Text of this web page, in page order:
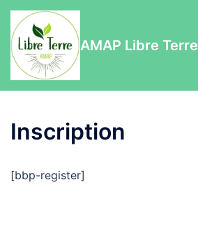
Aller
contenu
AMAP Libre Terre
Inscription
[bbp-register]